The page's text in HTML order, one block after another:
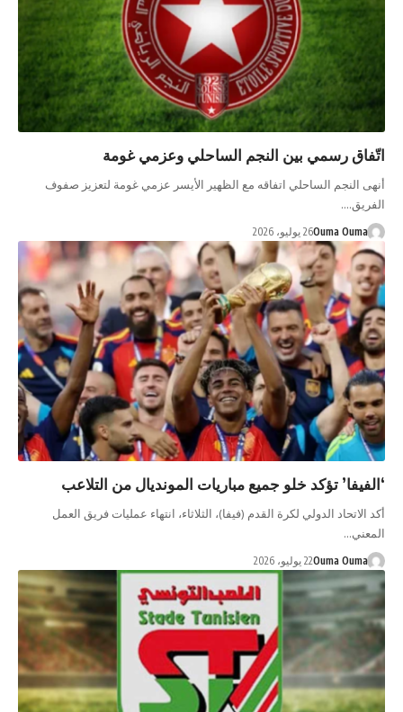
اتّفاق رسمي بين النجم الساحلي وعزمي غومة
أنهى النجم الساحلي اتفاقه مع الظهير الأيسر عزمي غومة لتعزيز صفوف
الفريق.…
Ouma Ouma26 يوليو، 2026
‘الفيفا’ تؤكد خلو جميع مباريات المونديال من التلاعب
أكد الاتحاد الدولي لكرة القدم (فيفا)، الثلاثاء، انتهاء عمليات فريق العمل
المعني…
Ouma Ouma22 يوليو، 2026